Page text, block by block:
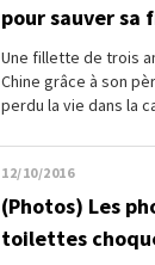
pour sauver sa
Une fillette de trois
Chine grâce à son
perdu la vie dans la
12/10/2016
(Photos) Les
toilettes